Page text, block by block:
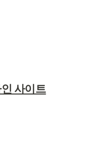
사이트